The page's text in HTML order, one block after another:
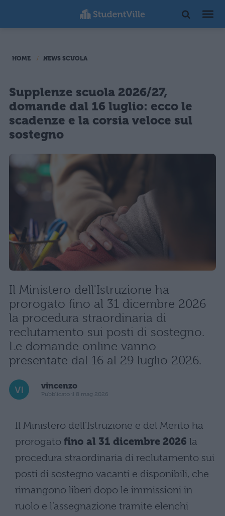
HOME NEWS SCUOLA
Supplenze scuola 2026/27,
domande dal 16 luglio: ecco le
scadenze e la corsia veloce sul
sostegno
Il Ministero dell'Istruzione ha
prorogato fino al 31 dicembre 2026
la procedura straordinaria di
reclutamento sui posti di sostegno.
Le domande online vanno
presentate dal 16 al 29 luglio 2026.
vincenzo
Pubblicato il 8 mag 2026
Il Ministero dell’Istruzione e del Merito ha
prorogato fino al 31 dicembre 2026 la
procedura straordinaria di reclutamento sui
posti di sostegno vacanti e disponibili, che
rimangono liberi dopo le immissioni in
ruolo e l’assegnazione tramite elenchi